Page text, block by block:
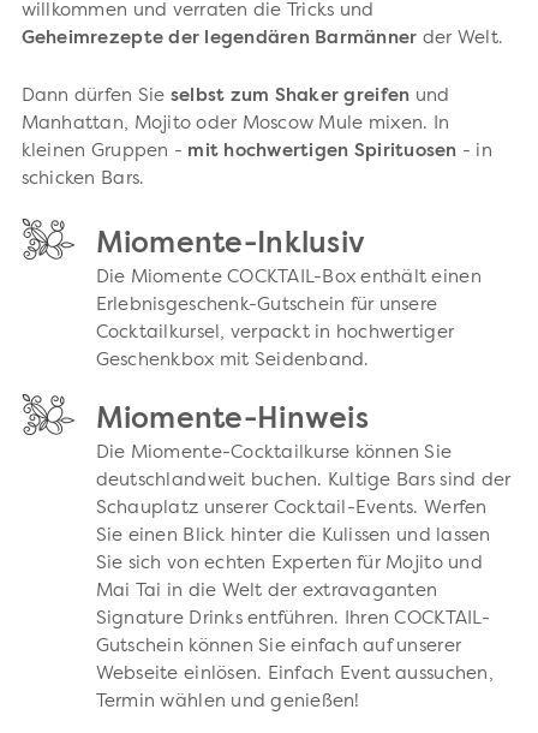
willkommen und verraten die Tricks und
Geheimrezepte der legendären Barmänner der Welt.
Dann dürfen Sie selbst zum Shaker greifen und
Manhattan, Mojito oder Moscow Mule mixen. In
kleinen Gruppen - mit hochwertigen Spirituosen - in
schicken Bars.
Miomente-Inklusiv
Die Miomente COCKTAIL-Box enthält einen
Erlebnisgeschenk-Gutschein für unsere
Cocktailkursel, verpackt in hochwertiger
Geschenkbox mit Seidenband.
Miomente-Hinweis
Die Miomente-Cocktailkurse können Sie
deutschlandweit buchen. Kultige Bars sind der
Schauplatz unserer Cocktail-Events. Werfen
Sie einen Blick hinter die Kulissen und lassen
Sie sich von echten Experten für Mojito und
Mai Tai in die Welt der extravaganten
Signature Drinks entführen. Ihren COCKTAIL-
Gutschein können Sie einfach auf unserer
Webseite einlösen. Einfach Event aussuchen,
Termin wählen und genießen!